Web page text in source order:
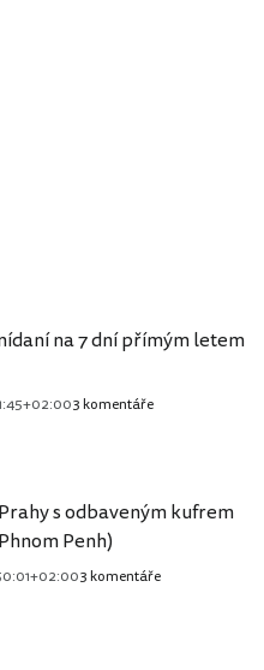
na 7 dní přímým letem
3 komentáře
s odbaveným kufrem
Penh)
3 komentáře